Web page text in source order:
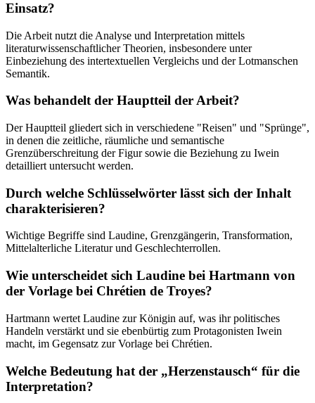
Einsatz?
Die Arbeit nutzt die Analyse und Interpretation mittels
literaturwissenschaftlicher Theorien, insbesondere unter
Einbeziehung des intertextuellen Vergleichs und der Lotmanschen
Semantik.
Was behandelt der Hauptteil der Arbeit?
Der Hauptteil gliedert sich in verschiedene "Reisen" und "Sprünge",
in denen die zeitliche, räumliche und semantische
Grenzüberschreitung der Figur sowie die Beziehung zu Iwein
detailliert untersucht werden.
Durch welche Schlüsselwörter lässt sich der Inhalt
charakterisieren?
Wichtige Begriffe sind Laudine, Grenzgängerin, Transformation,
Mittelalterliche Literatur und Geschlechterrollen.
Wie unterscheidet sich Laudine bei Hartmann von
der Vorlage bei Chrétien de Troyes?
Hartmann wertet Laudine zur Königin auf, was ihr politisches
Handeln verstärkt und sie ebenbürtig zum Protagonisten Iwein
macht, im Gegensatz zur Vorlage bei Chrétien.
Welche Bedeutung hat der „Herzenstausch“ für die
Interpretation?